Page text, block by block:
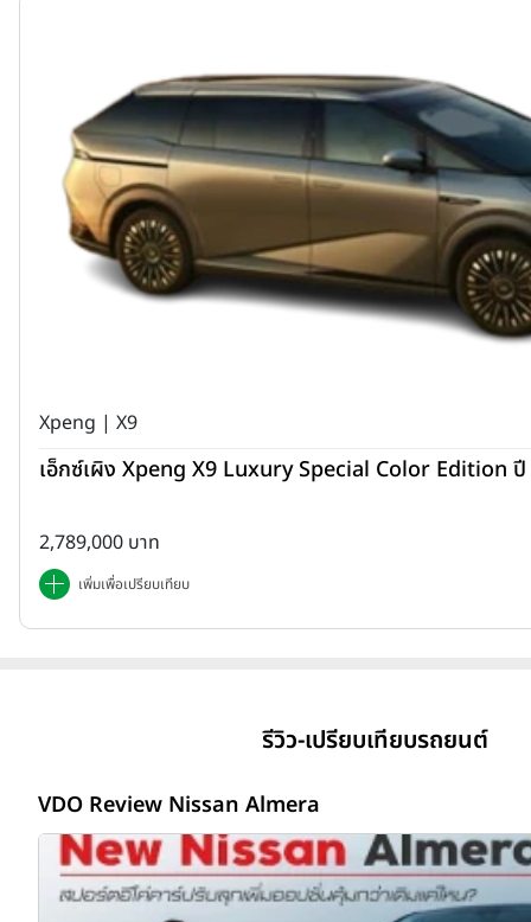
Xpeng | X9
เอ็กซ์เผิง Xpeng X9 Luxury Special Color Edition
2,789,000 บาท
เพิ่มเพื่อเปรียบเทียบ
รีวิว-เปรียบเทียบรถยนต์
VDO Review Nissan Almera